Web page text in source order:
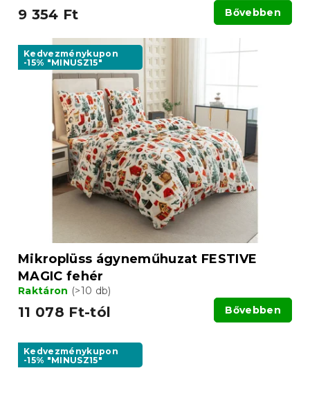
9 354 Ft Bővebben
Kedvezménykupon
-15% "MINUSZ15"
Mikroplüss ágyneműhuzat FESTIVE
MAGIC fehér
Raktáron (>10 db)
11 078 Ft-tól Bővebben
Kedvezménykupon
-15% "MINUSZ15"